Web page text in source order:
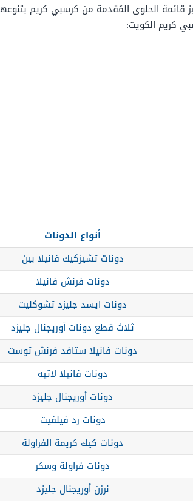
كريم الكويت:
أنواع الدونات
دونات تشيزكيك فانيلا بين
دونات فرنش فانيلا
دونات ايسد جليزد تشوكليت
ثلاث قطع دونات أوريجنال جليزد
دونات فانيلا ستافد فرنش توست
دونات فانيلا لاتيه
دونات أوريجنال جليزد
دونات رد فيلفيت
دونات كيك كريمة الفراولة
دونات فراولة وسكر
نرزن أوريجنال جليزد